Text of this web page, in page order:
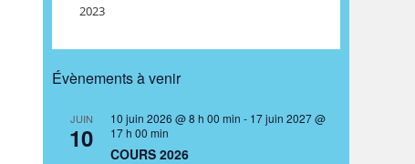
2023
Évènements à venir
JUIN
10
10 juin 2026 @ 8 h 00 min - 17 juin 2027 @
17 h 00 min
COURS 2026